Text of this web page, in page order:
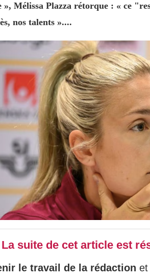
», Mélissa Plazza rétorque : « ce
nos talents »....
La suite de cet article est
le travail de la rédaction et